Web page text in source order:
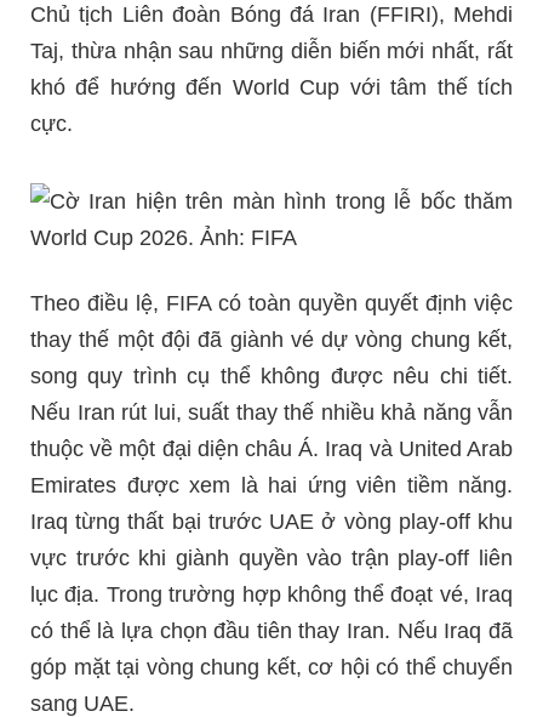
Chủ tịch Liên đoàn Bóng đá Iran (FFIRI), Mehdi
Taj, thừa nhận sau những diễn biến mới nhất, rất
khó để hướng đến World Cup với tâm thế tích
cực.
Theo điều lệ, FIFA có toàn quyền quyết định việc
thay thế một đội đã giành vé dự vòng chung kết,
song quy trình cụ thể không được nêu chi tiết.
Nếu Iran rút lui, suất thay thế nhiều khả năng vẫn
thuộc về một đại diện châu Á. Iraq và United Arab
Emirates được xem là hai ứng viên tiềm năng.
Iraq từng thất bại trước UAE ở vòng play-off khu
vực trước khi giành quyền vào trận play-off liên
lục địa. Trong trường hợp không thể đoạt vé, Iraq
có thể là lựa chọn đầu tiên thay Iran. Nếu Iraq đã
góp mặt tại vòng chung kết, cơ hội có thể chuyển
sang UAE.